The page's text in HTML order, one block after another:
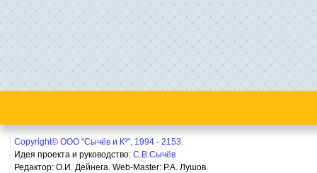
Copyright© ООО "Сычёв и Кº", 1994 - 2153.
Идея проекта и руководство: С.В.Сычёв
Редактор: О.И. Дейнега. Web-Master: Р.А. Лушов.